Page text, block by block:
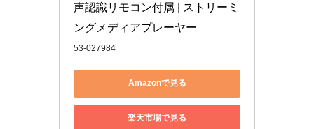
求めた旅のゴールには実は最初から到達しており、彼らが
やってくることによりゴールが作られて彼女はようやく帰
声認識リモコン付属 | ストリーミ
ングメディアプレーヤー
53-027984
Amazonで見る
楽天市場で見る